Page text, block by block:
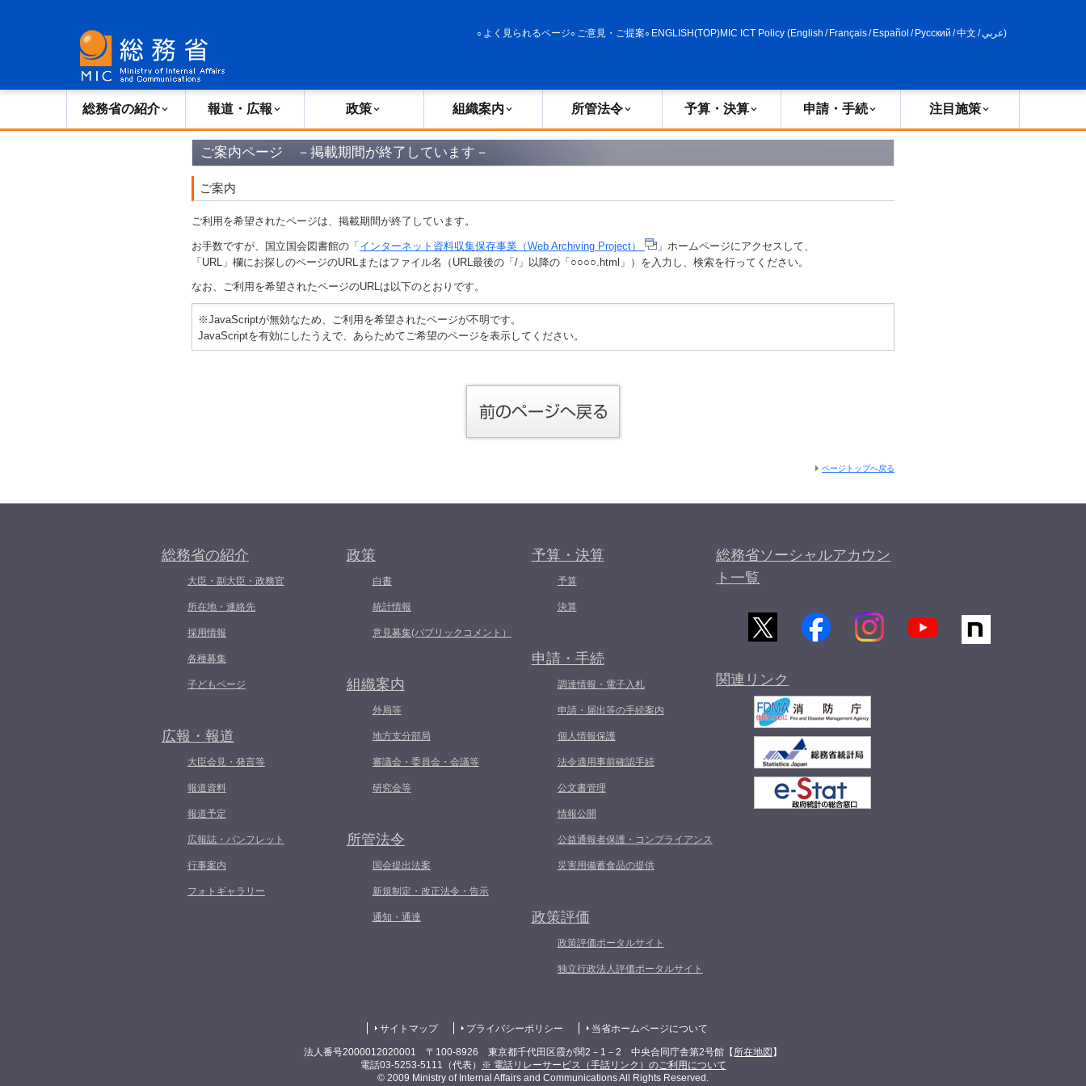
よく見られるページ ご意見・ご提案 ENGLISH(TOP)MIC ICT Policy (English / Français/ Español / Русский /中文 /عربي)
総務省の紹介 報道・広報 政策 組織案内 所管法令 予算・決算 申請・手続 注目施策
ご案内ページ －掲載期間が終了しています－
ご案内
ご利用を希望されたページは、掲載期間が終了しています。
お手数ですが、国立国会図書館の「 インターネット資料収集保存事業（Web Archiving Project）
」ホームページにアクセスして、
「URL」欄にお探しのページのURLまたはファイル名（URL最後の「/」以降の「○○○○.html」）を入力し、検索を行ってください。
なお、ご利用を希望されたページのURLは以下のとおりです。
※JavaScriptが無効なため、ご利用を希望されたページが不明です。
JavaScriptを有効にしたうえで、あらためてご希望のページを表示してください。
ページトップへ戻る
総務省の紹介
大臣・副大臣・政務官
所在地・連絡先
採用情報
各種募集
子どもページ
広報・報道
大臣会見・発言等
報道資料
報道予定
広報誌・パンフレット
行事案内
フォトギャラリー
政策
白書
統計情報
意見募集(パブリックコメント）
組織案内
外局等
地方支分部局
審議会・委員会・会議等
研究会等
所管法令
国会提出法案
新規制定・改正法令・告示
通知・通達
予算・決算
予算
決算
申請・手続
調達情報・電子入札
申請・届出等の手続案内
個人情報保護
法令適用事前確認手続
公文書管理
情報公開
公益通報者保護・コンプライアンス
災害用備蓄食品の提供
政策評価
政策評価ポータルサイト
独立行政法人評価ポータルサイト
総務省ソーシャルアカウン
ト一覧
関連リンク
サイトマップ プライバシーポリシー 当省ホームページについて
法人番号2000012020001 〒100-8926 東京都千代田区霞が関2－1－2 中央合同庁舎第2号館【 所在地図 】
電話03-5253-5111（代表）
※ 電話リレーサービス（手話リンク）のご利用について
© 2009 Ministry of Internal Affairs and Communications All Rights Reserved.